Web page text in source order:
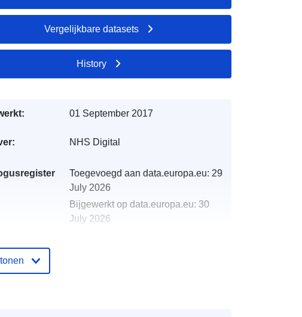
Vergelijkbare datasets
History
01 September 2017
NHS Digital
Toegevoegd aan data.europa.eu: 29
July 2026
Bijgewerkt op data.europa.eu: 30
July 2026